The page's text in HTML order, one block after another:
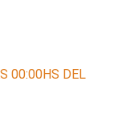
00:00HS DEL